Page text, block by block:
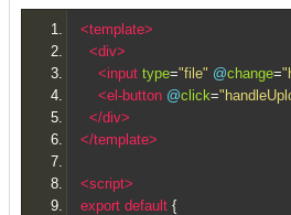
<template>
<div>
<input type="file" @change=
<el-button @click=
</div>
</template>
<script>
export default {